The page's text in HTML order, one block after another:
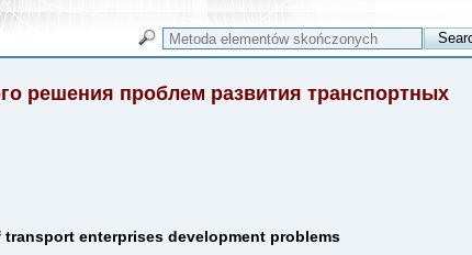
решения проблем развития транспортных
enterprises development problems